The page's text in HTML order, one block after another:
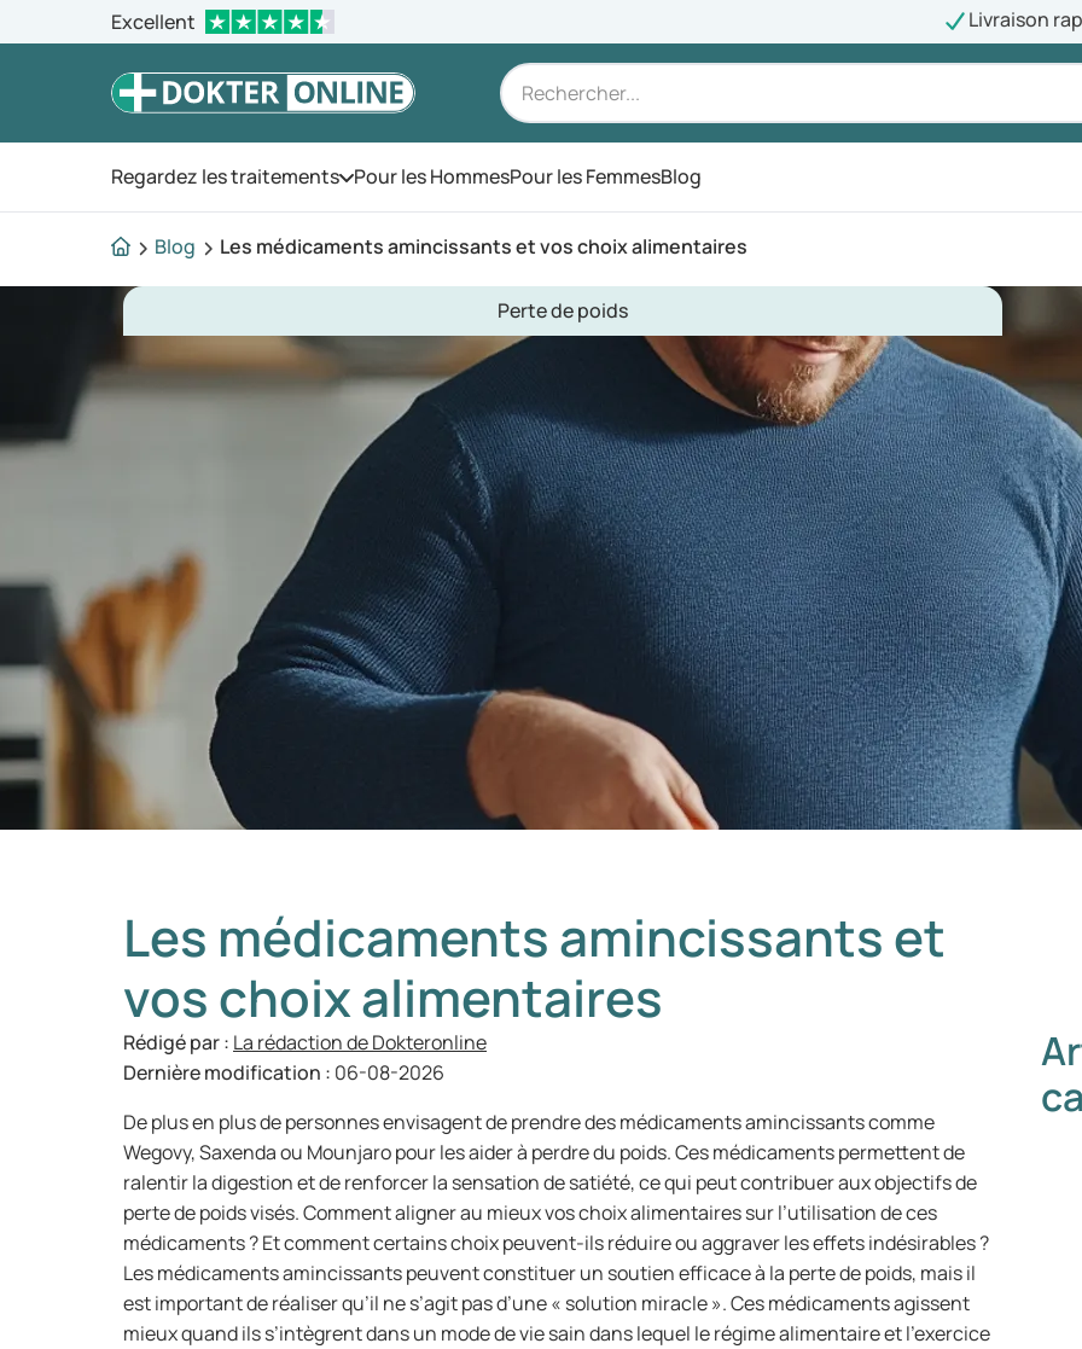
Excellent Livraison
Regardez les traitementsOuvrez le menu
Pour les HommesPour les FemmesBlog
Blog Les médicaments amincissants et vos choix alimentaires
Perte de poids
Les médicaments amincissants et
vos choix alimentaires
Rédigé par : La rédaction de Dokteronline
Dernière modification : 06-08-2026
De plus en plus de personnes envisagent de prendre des médicaments amincissants comme
Wegovy, Saxenda ou Mounjaro pour les aider à perdre du poids. Ces médicaments permettent de
ralentir la digestion et de renforcer la sensation de satiété, ce qui peut contribuer aux objectifs de
perte de poids visés. Comment aligner au mieux vos choix alimentaires sur l’utilisation de ces
médicaments ? Et comment certains choix peuvent-ils réduire ou aggraver les effets indésirables ?
Les médicaments amincissants peuvent constituer un soutien efficace à la perte de poids, mais il
est important de réaliser qu’il ne s’agit pas d’une « solution miracle ». Ces médicaments agissent
mieux quand ils s’intègrent dans un mode de vie sain dans lequel le régime alimentaire et l’exercice